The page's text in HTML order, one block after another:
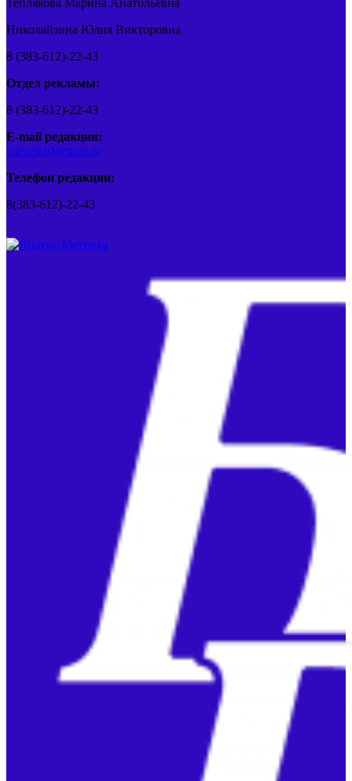
Николайзина Юлия Викторовна
8 (383-612)-22-43
Отдел рекламы:
8 (383-612)-22-43
E-mail редакции:
barvest20@mail.ru
Телефон редакции:
8(383-612)-22-43